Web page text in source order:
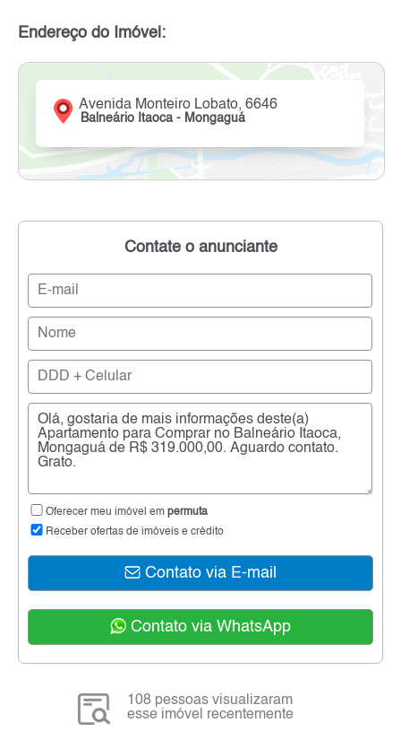
Endereço do Imóvel:
Avenida Monteiro Lobato, 6646
Balneário Itaoca - Mongaguá
Contate o anunciante
Oferecer meu imóvel em permuta
Receber ofertas de imóveis e crédito
Contato via E-mail
Contato via WhatsApp
108 pessoas visualizaram
esse imóvel recentemente